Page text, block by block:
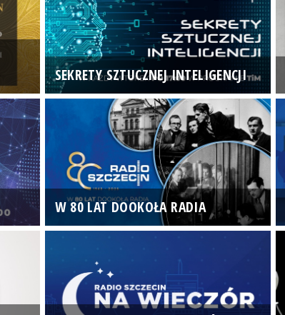
SEKRETY SZTUCZNEJ INTELIGENCJI
W 80 LAT DOOKOŁA RADIA